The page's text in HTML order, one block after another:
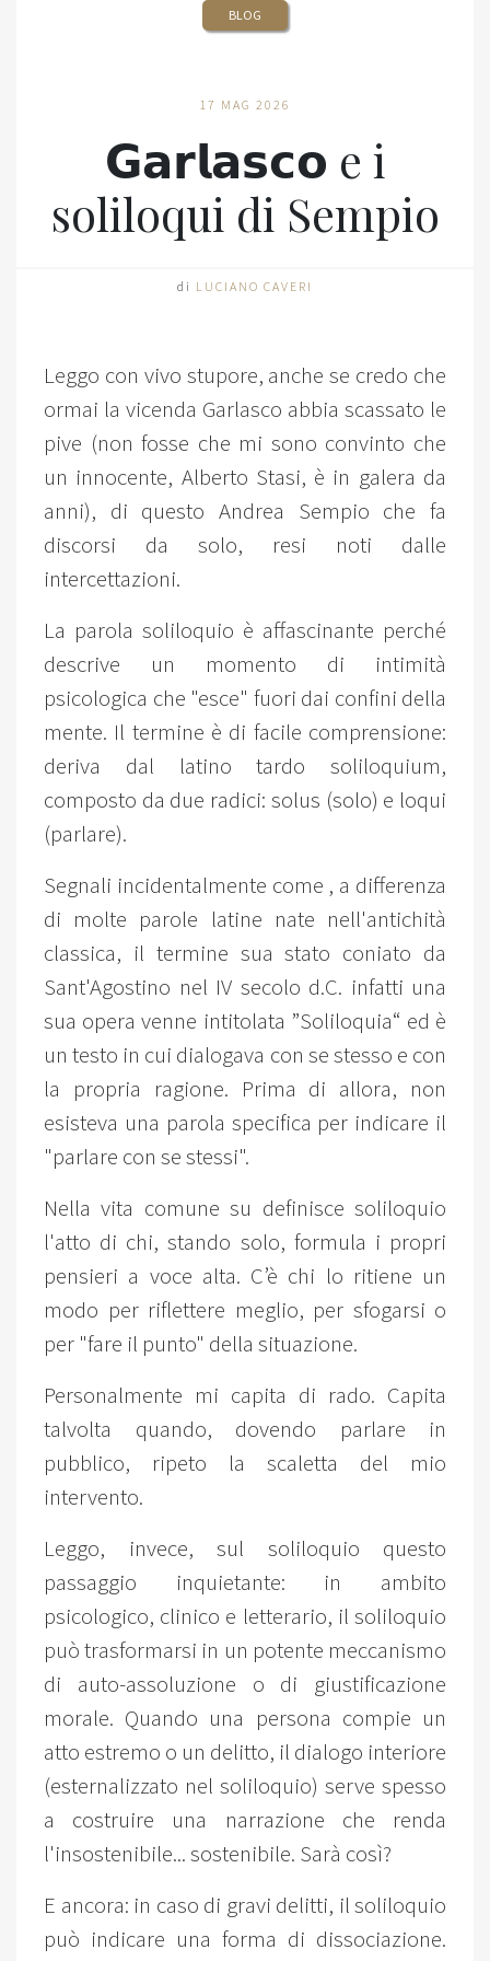
BLOG
17 MAG 2026
𝗚𝗮𝗿𝗹𝗮𝘀𝗰𝗼 e i
soliloqui di Sempio
di LUCIANO CAVERI
Leggo con vivo stupore, anche se credo che
ormai la vicenda Garlasco abbia scassato le
pive (non fosse che mi sono convinto che
un innocente, Alberto Stasi, è in galera da
anni), di questo Andrea Sempio che fa
discorsi da solo, resi noti dalle
intercettazioni.
La parola soliloquio è affascinante perché
descrive un momento di intimità
psicologica che "esce" fuori dai confini della
mente. Il termine è di facile comprensione:
deriva dal latino tardo soliloquium,
composto da due radici: solus (solo) e loqui
(parlare).
Segnali incidentalmente come , a differenza
di molte parole latine nate nell'antichità
classica, il termine sua stato coniato da
Sant'Agostino nel IV secolo d.C. infatti una
sua opera venne intitolata ”Soliloquia“ ed è
un testo in cui dialogava con se stesso e con
la propria ragione. Prima di allora, non
esisteva una parola specifica per indicare il
"parlare con se stessi".
Nella vita comune su definisce soliloquio
l'atto di chi, stando solo, formula i propri
pensieri a voce alta. C’è chi lo ritiene un
modo per riflettere meglio, per sfogarsi o
per "fare il punto" della situazione.
Personalmente mi capita di rado. Capita
talvolta quando, dovendo parlare in
pubblico, ripeto la scaletta del mio
intervento.
Leggo, invece, sul soliloquio questo
passaggio inquietante: in ambito
psicologico, clinico e letterario, il soliloquio
può trasformarsi in un potente meccanismo
di auto-assoluzione o di giustificazione
morale. Quando una persona compie un
atto estremo o un delitto, il dialogo interiore
(esternalizzato nel soliloquio) serve spesso
a costruire una narrazione che renda
l'insostenibile... sostenibile. Sarà così?
E ancora: in caso di gravi delitti, il soliloquio
può indicare una forma di dissociazione.